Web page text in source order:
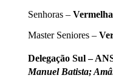
Senhoras –
Master Seniores –
Delegação Sul –
Manuel Batista;